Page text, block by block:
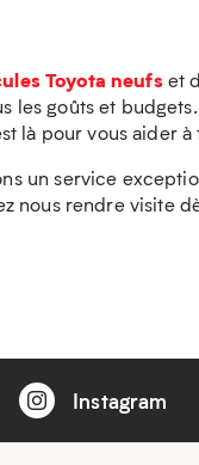
Toyota neufset
les goûts et
là pour vous aider
un service
nous rendre visite
Instagram